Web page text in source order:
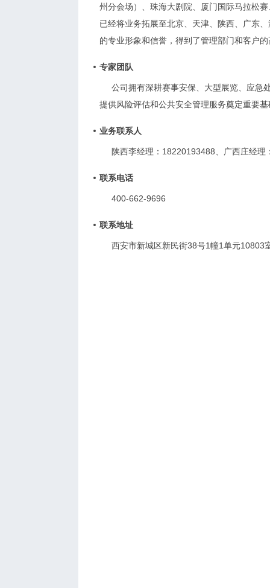
州分会场）、珠海大剧院、厦门国际马拉松
已经将业务拓展至北京、天津、陕西、广东
的专业形象和信誉，得到了管理部门和客户
专家团队
公司拥有深耕赛事安保、大型展览、应急
提供风险评估和公共安全管理服务奠定重要基
业务联系人
陕西李经理：18220193488、广西庄经理
联系电话
400-662-9696
联系地址
西安市新城区新民街38号1幢1单元10803